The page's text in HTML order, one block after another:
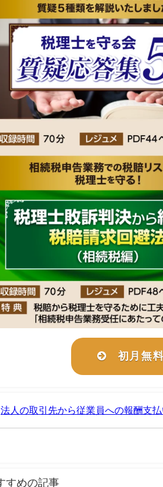
初月無
法人の取引先から従業員への報酬支
すめの記事